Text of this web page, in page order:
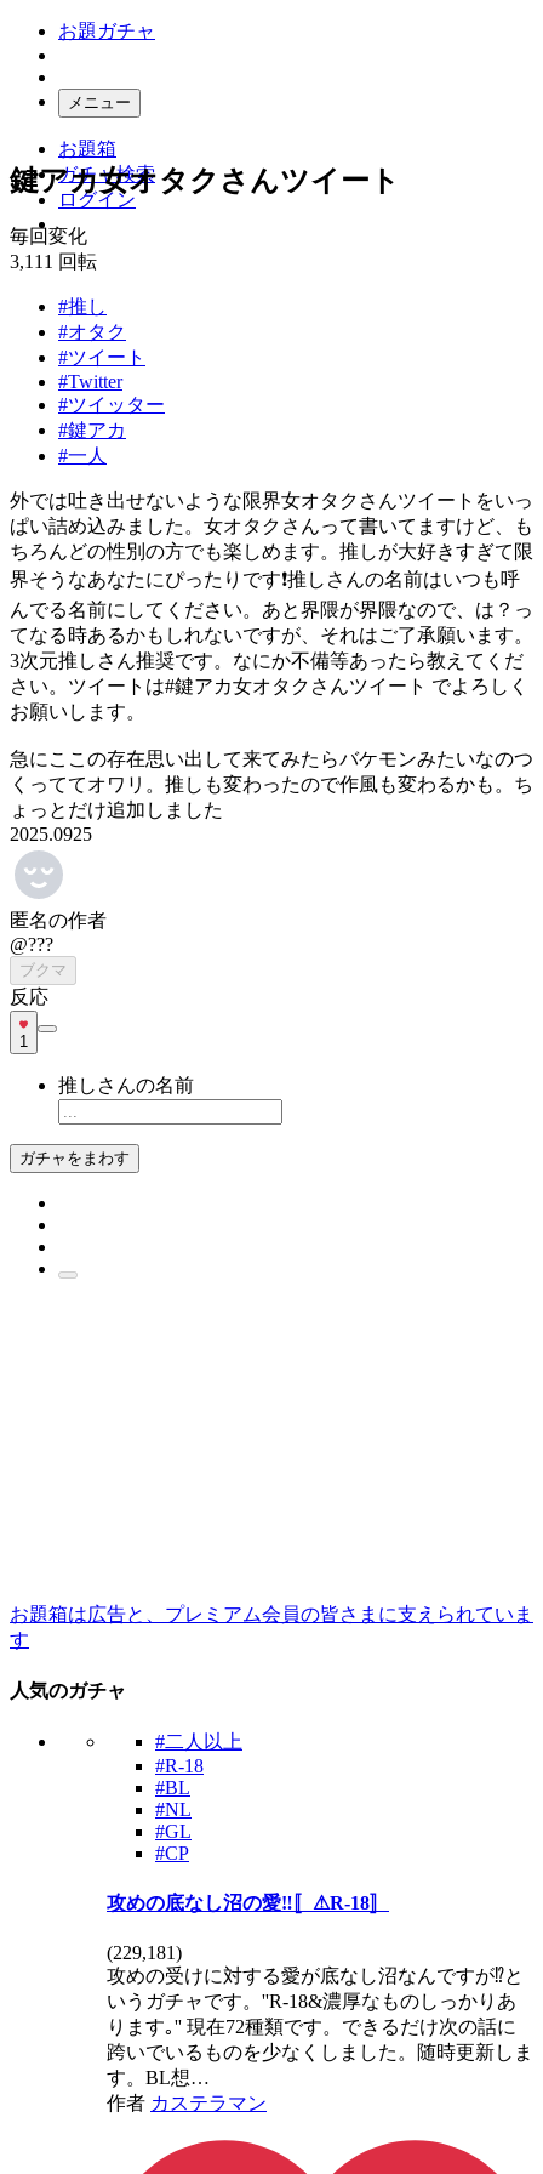
お題ガチャ
メニュー
お題箱
ガチャ検索
ログイン
鍵アカ女オタクさんツイート
毎回変化
3,111 回転
#推し
#オタク
#ツイート
#Twitter
#ツイッター
#鍵アカ
#一人
外では吐き出せないような限界女オタクさんツイートをいっ
ぱい詰め込みました︎。女オタクさんって書いてますけど、も
ちろんどの性別の方でも楽しめます。推しが大好きすぎて限
界そうなあなたにぴったりです❗️推しさんの名前はいつも呼
んでる名前にしてください。あと界隈が界隈なので、は？っ
てなる時あるかもしれないですが、それはご了承願います。
3次元推しさん推奨です。なにか不備等あったら教えてくだ
さい。ツイートは#鍵アカ女オタクさんツイート でよろしく
お願いします。
急にここの存在思い出して来てみたらバケモンみたいなのつ
くっててオワリ。推しも変わったので作風も変わるかも。ち
ょっとだけ追加しました
2025.0925
匿名の作者
@???
ブクマ
反応
1
推しさんの名前
ガチャをまわす
お題箱は広告と、プレミアム会員の皆さまに支えられていま
す
人気のガチャ
#二人以上
#R-18
#BL
#NL
#GL
#CP
攻めの底なし沼の愛‼️〚⚠R-18〛
(229,181)
攻めの受けに対する愛が底なし沼なんですが⁉️と
いうガチャです。''R-18&濃厚なものしっかりあ
ります｡'' 現在72種類です。できるだけ次の話に
跨いでいるものを少なくしました。随時更新しま
す。BL想…
作者 カステラマン